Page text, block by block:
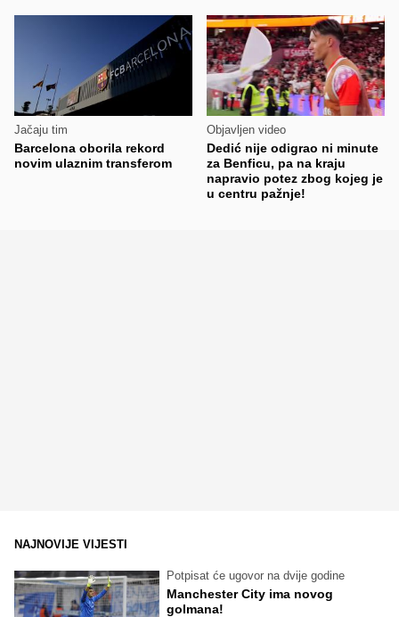
Jačaju tim
Barcelona oborila rekord
novim ulaznim transferom
Objavljen video
Dedić nije odigrao ni minute
za Benficu, pa na kraju
napravio potez zbog kojeg je
u centru pažnje!
NAJNOVIJE VIJESTI
Potpisat će ugovor na dvije godine
Manchester City ima novog
golmana!